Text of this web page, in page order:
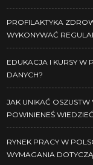
PROFILAKTYKA
WYKONYWAĆ
EDUKACJA I KURSY W
DANYCH?
JAK UNIKAĆ
POWINIENEŚ
RYNEK PRACY W
WYMAGANIA